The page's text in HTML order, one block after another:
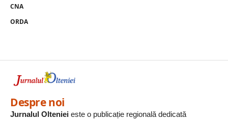
CNA
ORDA
Despre noi
Jurnalul Olteniei este o publicație regională dedicată